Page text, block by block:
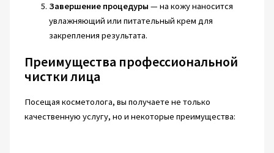
Завершение процедуры — на кожу наносится
увлажняющий или питательный крем для
закрепления результата.
Преимущества профессиональной
чистки лица
Посещая косметолога, вы получаете не только
качественную услугу, но и некоторые преимущества: